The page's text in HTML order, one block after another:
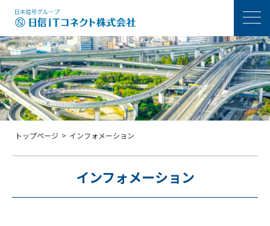
メニ
トップページ > インフォメーション
インフォメーション